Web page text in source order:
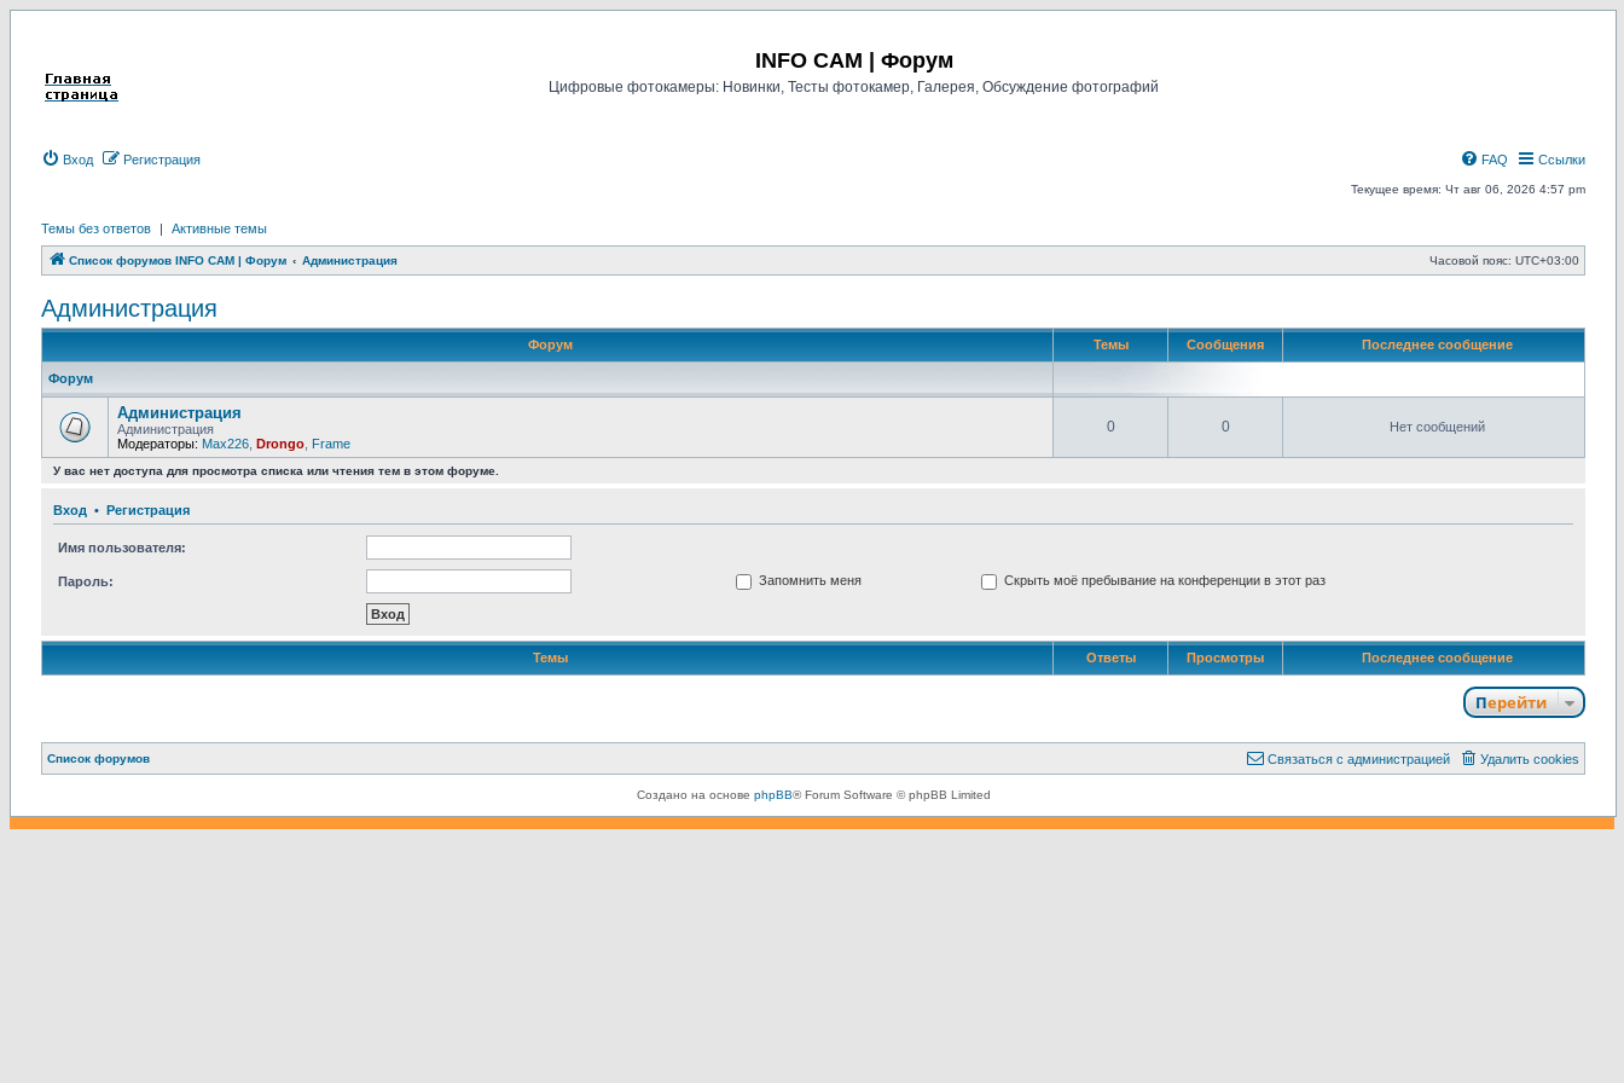
INFO CAM | Форум
Цифровые фотокамеры: Новинки, Тесты фотокамер, Галерея, Обсуждение фотографий
Вход Регистрация Ссылки
FAQ
Текущее время: Чт авг 06, 2026 4:57 pm
Темы без ответов | Активные темы
Список форумов INFO CAM | Форум Администрация Часовой пояс: UTC+03:00
Администрация
Форум Темы Сообщения Последнее сообщение
Форум
Администрация
Администрация
Модераторы: Max226 Drongo Frame
0 0 Нет сообщений
У вас нет доступа для просмотра списка или чтения тем в этом форуме.
Вход • Регистрация
Имя пользователя:
Пароль: Запомнить меня Скрыть моё пребывание на конференции в этот раз
Темы Ответы Просмотры Последнее сообщение
Перейти
Список форумов Удалить cookies
Связаться с
Связаться с администрацией
Создано на основе phpBB® Forum Software © phpBB Limited